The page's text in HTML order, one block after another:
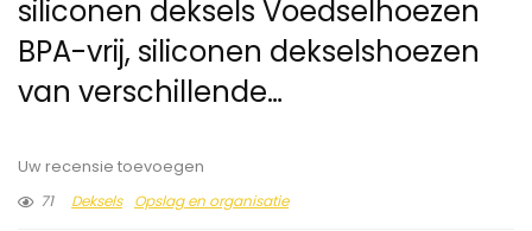
siliconen deksels Voedselhoezen
BPA-vrij, siliconen dekselshoezen
van verschillende…
Uw recensie toevoegen
71
Deksels Opslag en organisatie